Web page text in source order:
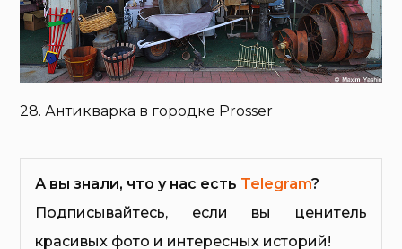
28. Антикварка в городке Prosser
А вы знали, что у нас есть Telegram?
Подписывайтесь, если вы ценитель
красивых фото и интересных историй!